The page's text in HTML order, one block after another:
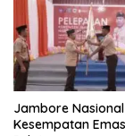
Jambore Nasional
Kesempatan